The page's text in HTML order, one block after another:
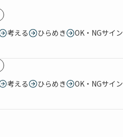
考える ひらめき OK・NGサイン
考える ひらめき OK・NGサイン